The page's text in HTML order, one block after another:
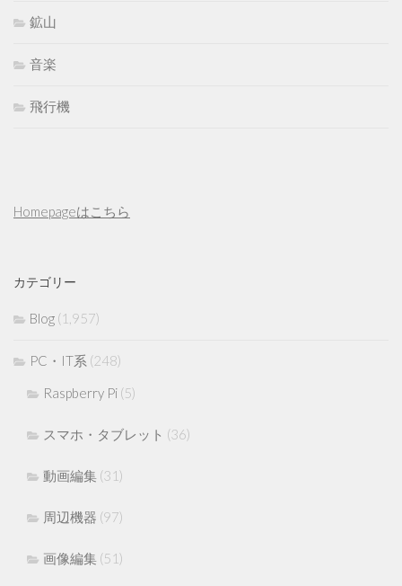
鉱山
音楽
飛行機
Homepageはこちら
カテゴリー
Blog (1,957)
PC・IT系 (248)
Raspberry Pi (5)
スマホ・タブレット (36)
動画編集 (31)
周辺機器 (97)
画像編集 (51)